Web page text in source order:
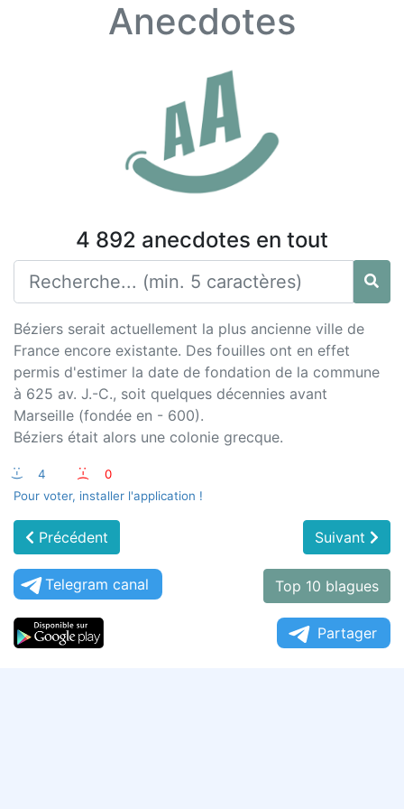
Anecdotes
4 892 anecdotes en tout
Béziers serait actuellement la plus ancienne ville de
France encore existante. Des fouilles ont en effet
permis d'estimer la date de fondation de la commune
à 625 av. J.-C., soit quelques décennies avant
Marseille (fondée en - 600).
Béziers était alors une colonie grecque.
:-) 4 :-(
0
Pour voter, installer l'application !
Précédent Suivant
Telegram canal Top 10 blagues
Partager